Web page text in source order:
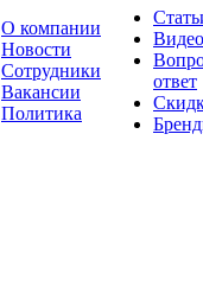
О компании
Новости
Сотрудники
Вакансии
Политика
Видео
ответ